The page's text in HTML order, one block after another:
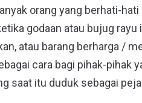
orang yang berhati-
godaan atau bujug
atau barang berharga /
cara bagi pihak-pihak
saat itu duduk sebagai